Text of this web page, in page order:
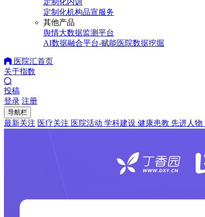
定制化内训
定制化机构品宣服务
其他产品
舆情大数据监测平台
AI数据融合平台-赋能医院数据挖掘
医院汇首页
关于指数
投稿
登录 注册
导航栏
最新关注 医疗关注 医院活动 学科建设 健康患教 先进人物